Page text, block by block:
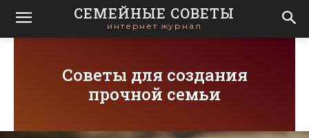
СЕМЕЙНЫЕ СОВЕТЫ
интернет журнал
Советы для создания
прочной семьи